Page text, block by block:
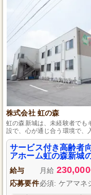
株式会社 虹の森
虹の森新城は、未経験者でも
設で、心が通じ合う環境で、
サービス付き高齢者
アホーム虹の森新城
給与 月給 230,000
応募要件必須: ケアマネ